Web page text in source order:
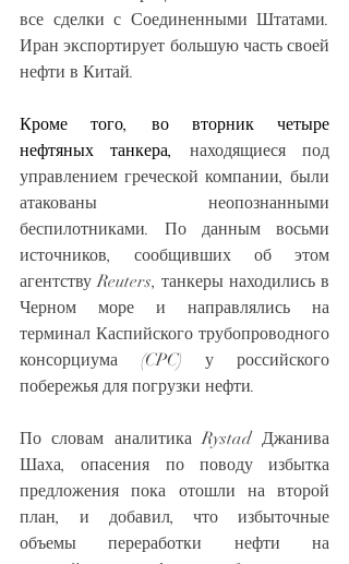
все сделки с Соединенными Штатами.
Иран экспортирует большую часть своей
нефти в Китай.
Кроме того, во вторник четыре
нефтяных танкера,
находящиеся под
управлением греческой компании, были
атакованы неопознанными
беспилотниками. По данным восьми
источников, сообщивших об этом
агентству Reuters, танкеры находились в
Черном море и направлялись на
терминал Каспийского трубопроводного
консорциума (CPC) у российского
побережья для погрузки нефти.
По словам аналитика Rystad Джанива
Шаха, опасения по поводу избытка
предложения пока отошли на второй
план, и добавил, что избыточные
объемы переработки нефти на